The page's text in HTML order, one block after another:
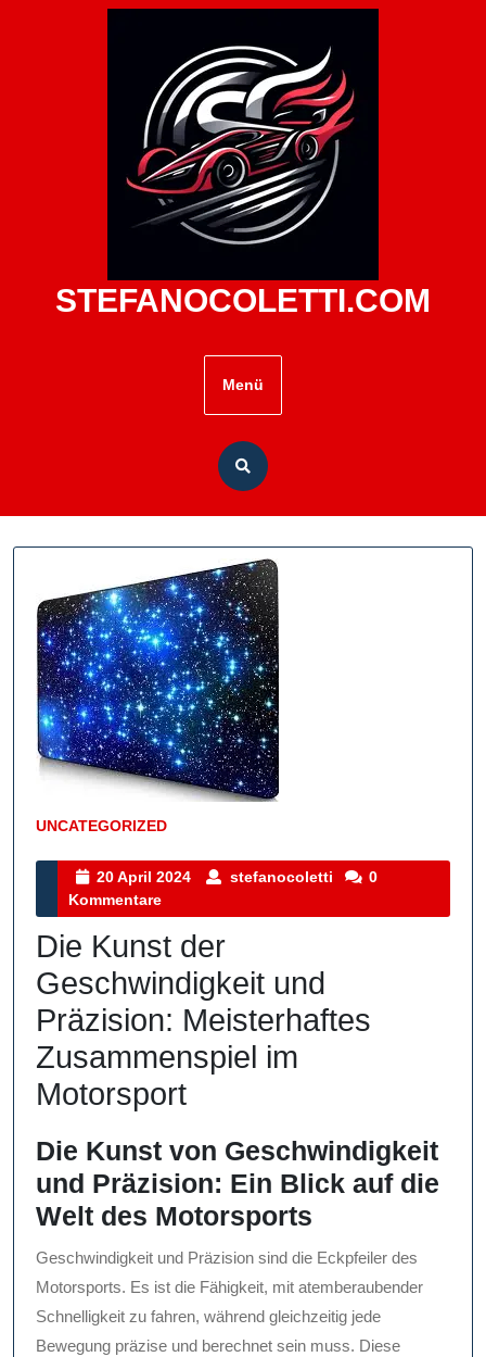
STEFANOCOLETTI.COM
Menü
UNCATEGORIZED
Kategorie
20 April 2024
20
2024
stefanocoletti stefanocoletti
0
Kommentare
Die Kunst der
Geschwindigkeit und
Präzision: Meisterhaftes
Zusammenspiel im
Motorsport
Die Kunst von Geschwindigkeit
und Präzision: Ein Blick auf die
Welt des Motorsports
Geschwindigkeit und Präzision sind die Eckpfeiler des
Motorsports. Es ist die Fähigkeit, mit atemberaubender
Schnelligkeit zu fahren, während gleichzeitig jede
Bewegung präzise und berechnet sein muss. Diese